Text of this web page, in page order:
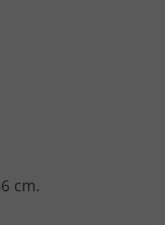
cm.